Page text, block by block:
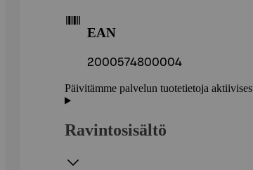
EAN
2000574800004
Päivitämme palvelun tuotetietoja
Ravintosisältö